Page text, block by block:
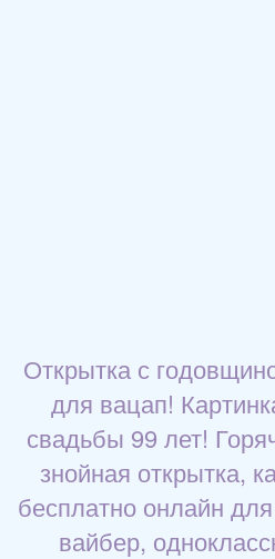
Открытка с
для вацап!
свадьбы 99 лет!
знойная открытка,
бесплатно онлайн
вайбер,